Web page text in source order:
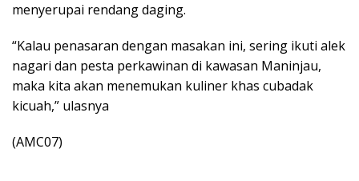
menyerupai rendang daging.
“Kalau penasaran dengan masakan ini, sering ikuti alek
nagari dan pesta perkawinan di kawasan Maninjau,
maka kita akan menemukan kuliner khas cubadak
kicuah,” ulasnya
(AMC07)